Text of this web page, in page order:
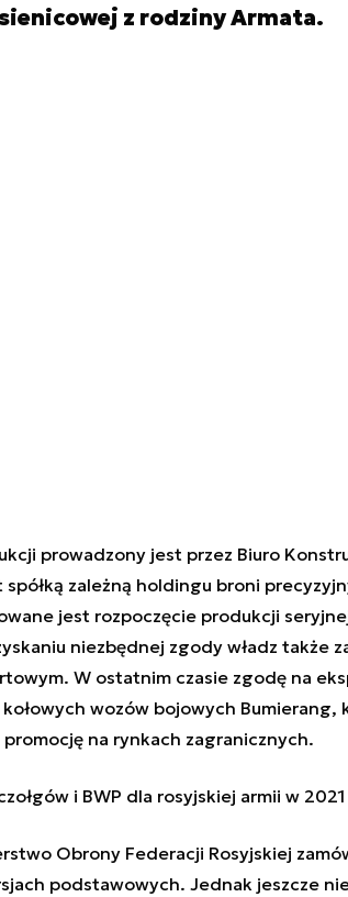
z rodziny Armata.
prowadzony jest przez Biuro
spółką zależną holdingu broni
jest rozpoczęcie produkcji
niezbędnej zgody władz także
W ostatnim czasie zgodę na
wozów bojowych Bumierang,
na rynkach zagranicznych.
i BWP dla rosyjskiej armii w
Obrony Federacji Rosyjskiej
podstawowych. Jednak jeszcze